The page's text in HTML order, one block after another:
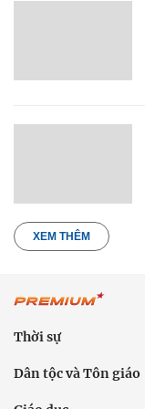
XEM THÊM
Thời sự
Dân tộc và Tôn giáo